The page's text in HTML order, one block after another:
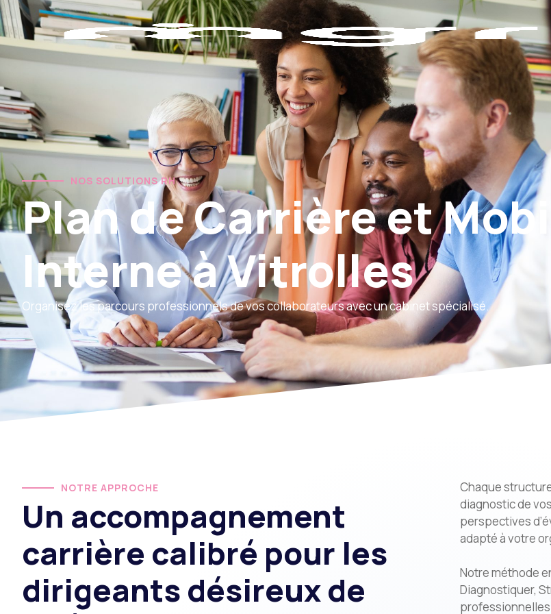
NOS SOLUTIONS RH
Plan de Carrière et
Interne à Vitrolles
Organisez les parcours professionnels de vos collaborateurs avec un cabinet spécialisé.
NOTRE APPROCHE
Un accompagnement
carrière calibré pour les
dirigeants désireux de
Chaque
diagnostic de
perspectives
adapté à votre
Notre méthode
Diagnostiquer,